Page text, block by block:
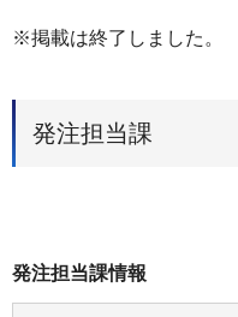
※掲載は終了しました。
発注担当課
発注担当課情報